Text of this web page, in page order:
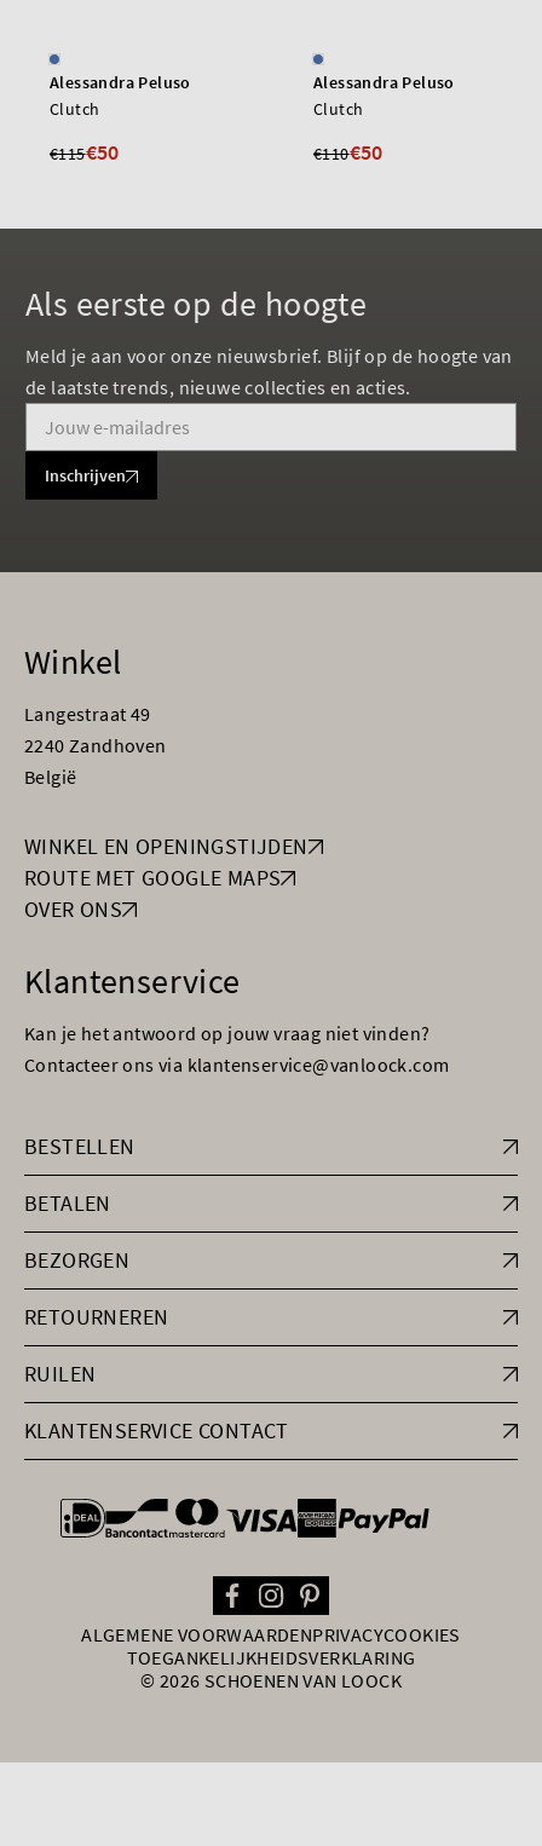
Alessandra Peluso
Clutch
€115€50
Alessandra Peluso
Clutch
€110€50
Als eerste op de hoogte
Meld je aan voor onze nieuwsbrief. Blijf op de hoogte van
de laatste trends, nieuwe collecties en acties.
Inschrijven
Winkel
Langestraat 49
2240 Zandhoven
België
WINKEL EN OPENINGSTIJDEN
ROUTE MET GOOGLE MAPS
OVER ONS
Klantenservice
Kan je het antwoord op jouw vraag niet vinden?
Contacteer ons via klantenservice@vanloock.com
BESTELLEN
BETALEN
BEZORGEN
RETOURNEREN
RUILEN
KLANTENSERVICE CONTACT
general.paymentOptions
ALGEMENE VOORWAARDENPRIVACYCOOKIES
TOEGANKELIJKHEIDSVERKLARING
© 2026 SCHOENEN VAN LOOCK